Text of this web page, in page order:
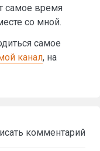
самое время
со мной.
самое
канал, на
комментарий